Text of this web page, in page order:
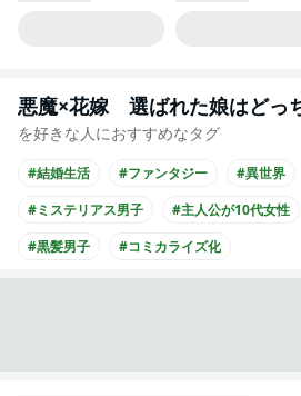
悪魔×花嫁 選ばれた娘はどっ
を好きな人におすすめなタグ
#結婚生活 #ファンタジー #異世界
#ミステリアス男子
#主人公が10代女性
#黒髪男子
#コミカライズ化